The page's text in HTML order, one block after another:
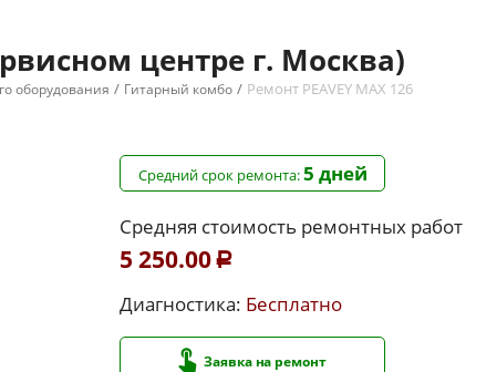
центре г. Москва)
оборудования / Гитарный комбо / Ремонт PEAVEY MAX 126
Средний срок ремонта:5 дней
Средняя стоимость ремонтных работ
5 250.00 Р
Диагностика: Бесплатно
Заявка на ремонт